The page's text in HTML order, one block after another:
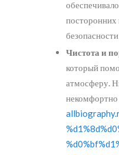
посторонних
Чистота и
который
атмосферу.
некомфортно